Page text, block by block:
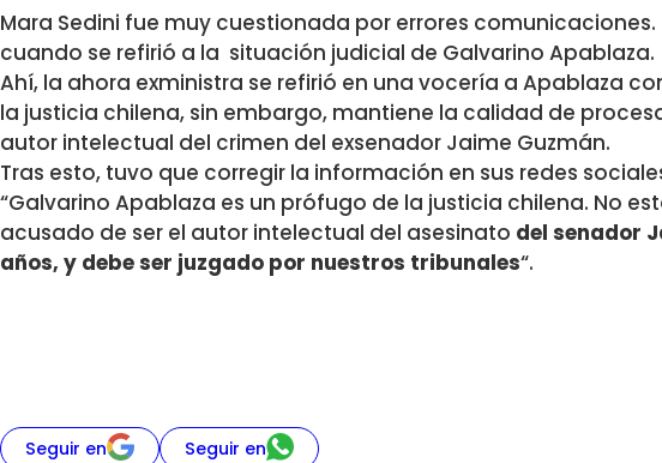
Mara Sedini fue muy cuestionada por errores comunicaciones.
cuando se refirió a la situación judicial de Galvarino Apablaza.
Ahí, la ahora exministra se refirió en una vocería a Apablaza
la justicia chilena, sin embargo, mantiene la calidad de
autor intelectual del crimen del exsenador Jaime Guzmán.
Tras esto, tuvo que corregir la información en sus redes
“Galvarino Apablaza es un prófugo de la justicia chilena. No
acusado de ser el autor intelectual del asesinato del senador
años, y debe ser juzgado por nuestros tribunales“.
Seguir en Seguir en